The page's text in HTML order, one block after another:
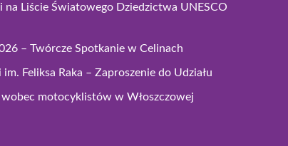
Liście Światowego Dziedzictwa UNESCO
– Twórcze Spotkanie w Celinach
Feliksa Raka – Zaproszenie do Udziału
motocyklistów w Włoszczowej